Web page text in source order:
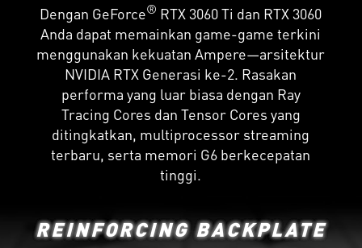
Dengan GeForce® RTX 3060 Ti dan RTX 3060
Anda dapat memainkan game-game terkini
menggunakan kekuatan Ampere—arsitektur
NVIDIA RTX Generasi ke-2. Rasakan
performa yang luar biasa dengan Ray
Tracing Cores dan Tensor Cores yang
ditingkatkan, multiprocessor streaming
terbaru, serta memori G6 berkecepatan
tinggi.
REINFORCING BACKPLATE